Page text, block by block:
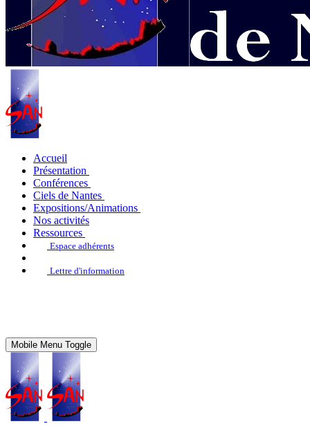
Accueil
Présentation
Conférences
Ciels de Nantes
Expositions/Animations
Nos activités
Ressources
Espace adhérents
Lettre d'information
Mobile Menu Toggle